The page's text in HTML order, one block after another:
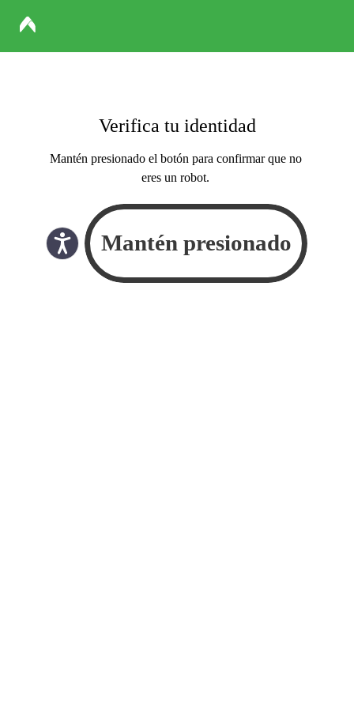
Verifica tu identidad
Mantén presionado el botón para confirmar que no
eres un robot.